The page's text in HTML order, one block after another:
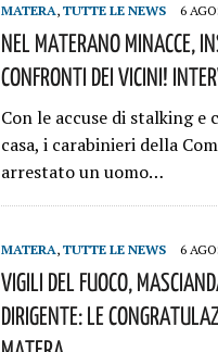
MATERA, TUTTE LE NEWS 6
Nel Materano Minacce,
Confronti Dei Vicini!
Con le accuse di stalking
casa, i carabinieri della
arrestato un uomo…
MATERA, TUTTE LE NEWS 6
Vigili Del Fuoco,
Dirigente: Le